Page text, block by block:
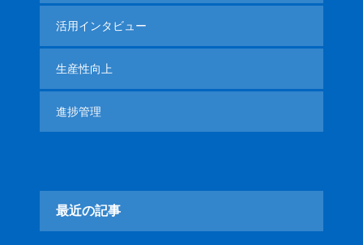
活用インタビュー
生産性向上
進捗管理
最近の記事